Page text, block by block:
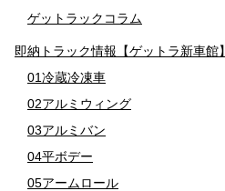
ゲットラックコラム
即納トラック情報【ゲットラ新車館】
01冷蔵冷凍車
02アルミウィング
03アルミバン
04平ボデー
05アームロール